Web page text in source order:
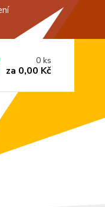
0ks
za 0,00 Kč